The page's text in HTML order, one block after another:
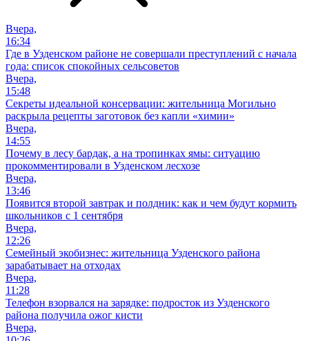
Вчера,
16:34
Где в Узденском районе не совершали преступлений с начала
года: список спокойных сельсоветов
Вчера,
15:48
Секреты идеальной консервации: жительница Могильно
раскрыла рецепты заготовок без капли «химии»
Вчера,
14:55
Почему в лесу бардак, а на тропинках ямы: ситуацию
прокомментировали в Узденском лесхозе
Вчера,
13:46
Появится второй завтрак и полдник: как и чем будут кормить
школьников с 1 сентября
Вчера,
12:26
Семейный экобизнес: жительница Узденского района
зарабатывает на отходах
Вчера,
11:28
Телефон взорвался на зарядке: подросток из Узденского
района получила ожог кисти
Вчера,